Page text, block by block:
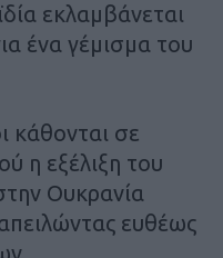
εκλαμβάνεται
ένα γέμισμα του
κάθονται σε
η εξέλιξη του
Ουκρανία
ευθέως